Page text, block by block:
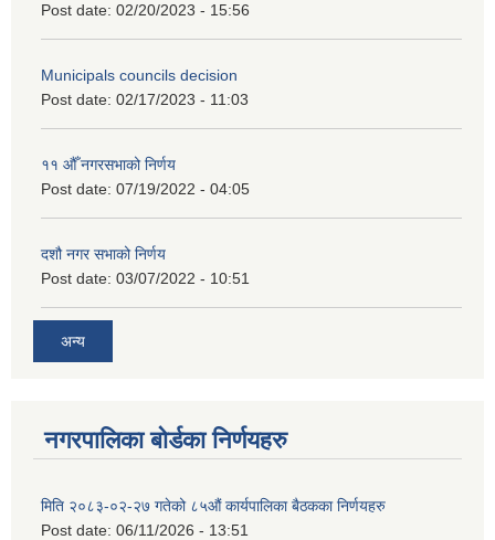
Post date: 02/20/2023 - 15:56
Municipals councils decision
Post date: 02/17/2023 - 11:03
११ ‌औँ नगरसभाको निर्णय
Post date: 07/19/2022 - 04:05
दशौ नगर सभाको निर्णय
Post date: 03/07/2022 - 10:51
अन्य
नगरपालिका बोर्डका निर्णयहरु
मिति २०८३-०२-२७ गतेको ८५औं कार्यपालिका बैठकका निर्णयहरु
Post date: 06/11/2026 - 13:51